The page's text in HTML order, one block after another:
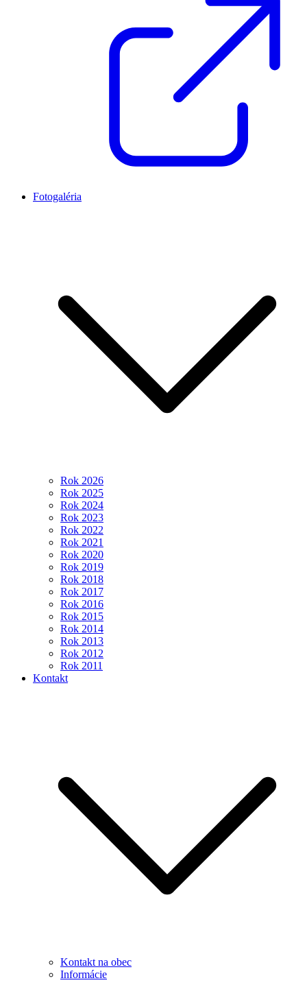
Fotogaléria
Rok 2026
Rok 2025
Rok 2024
Rok 2023
Rok 2022
Rok 2021
Rok 2020
Rok 2019
Rok 2018
Rok 2017
Rok 2016
Rok 2015
Rok 2014
Rok 2013
Rok 2012
Rok 2011
Kontakt
Kontakt na obec
Informácie